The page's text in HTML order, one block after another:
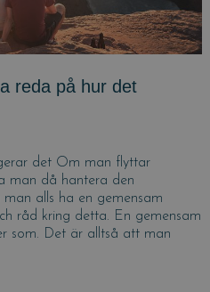
reda på hur det
det Om man flyttar
man då hantera den
alls ha en gemensam
råd kring detta. En gemensam
som. Det är alltså att man